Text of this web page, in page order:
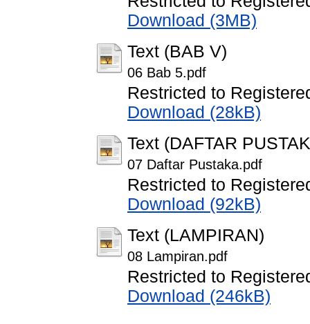
Download (3MB)
Text (BAB V)
06 Bab 5.pdf
Restricted to
Download (28kB)
Text (DAFTAR
07 Daftar Pustaka.pdf
Restricted to
Download (92kB)
Text (LAMPIRAN)
08 Lampiran.pdf
Restricted to
Download (246kB)